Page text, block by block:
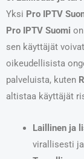
Yksi Pro IPTV
Pro IPTV Suomi
sen käyttäjät
oikeudellisista
palveluista, kuten
altistaa käyttäjät
Laillinen ja
virallisesti